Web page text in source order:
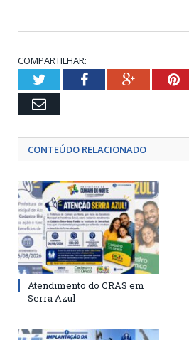
COMPARTILHAR:
TwitterFacebookGoogle+
Email
CONTEÚDO RELACIONADO
Atendimento do CRAS em
Serra Azul